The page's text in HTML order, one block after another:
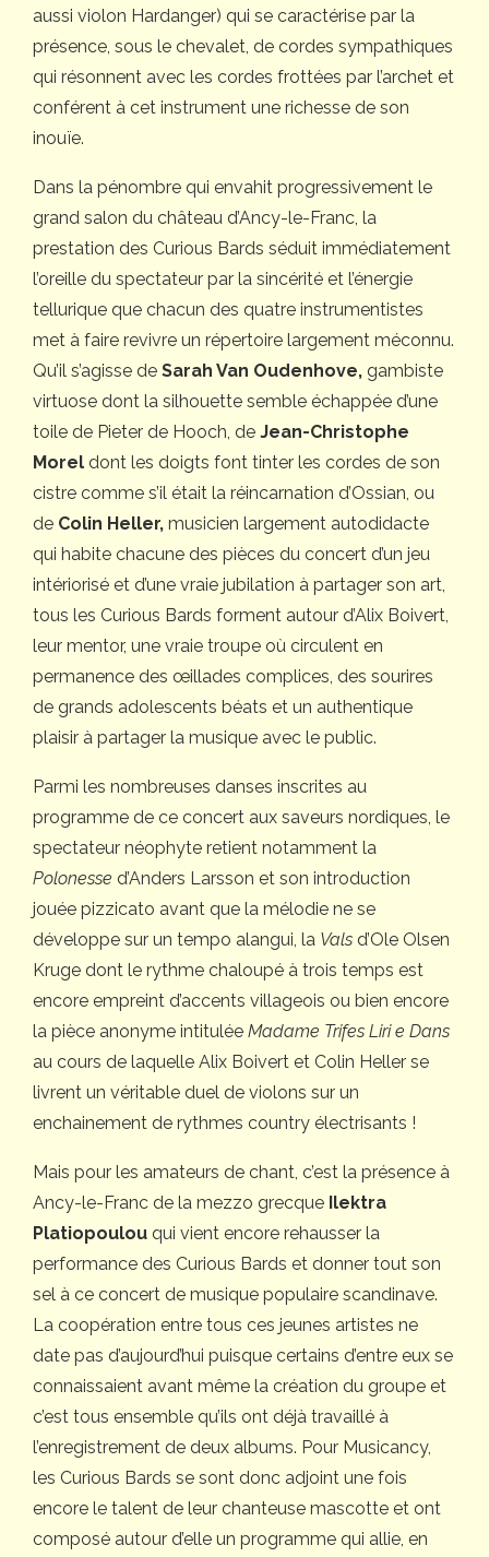
aussi violon Hardanger) qui se caractérise par la
présence, sous le chevalet, de cordes sympathiques
qui résonnent avec les cordes frottées par l’archet et
conférent à cet instrument une richesse de son
inouïe.
Dans la pénombre qui envahit progressivement le
grand salon du château d’Ancy-le-Franc, la
prestation des Curious Bards séduit immédiatement
l’oreille du spectateur par la sincérité et l’énergie
tellurique que chacun des quatre instrumentistes
met à faire revivre un répertoire largement méconnu.
Qu’il s’agisse de Sarah Van Oudenhove, gambiste
virtuose dont la silhouette semble échappée d’une
toile de Pieter de Hooch, de Jean-Christophe
Morel dont les doigts font tinter les cordes de son
cistre comme s’il était la réincarnation d’Ossian, ou
de Colin Heller, musicien largement autodidacte
qui habite chacune des pièces du concert d’un jeu
intériorisé et d’une vraie jubilation à partager son art,
tous les Curious Bards forment autour d’Alix Boivert,
leur mentor, une vraie troupe où circulent en
permanence des œillades complices, des sourires
de grands adolescents béats et un authentique
plaisir à partager la musique avec le public.
Parmi les nombreuses danses inscrites au
programme de ce concert aux saveurs nordiques, le
spectateur néophyte retient notamment la
Polonesse d’Anders Larsson et son introduction
jouée pizzicato avant que la mélodie ne se
développe sur un tempo alangui, la Vals d’Ole Olsen
Kruge dont le rythme chaloupé à trois temps est
encore empreint d’accents villageois ou bien encore
la pièce anonyme intitulée Madame Trifes Liri e Dans
au cours de laquelle Alix Boivert et Colin Heller se
livrent un véritable duel de violons sur un
enchainement de rythmes country électrisants !
Mais pour les amateurs de chant, c’est la présence à
Ancy-le-Franc de la mezzo grecque Ilektra
Platiopoulou qui vient encore rehausser la
performance des Curious Bards et donner tout son
sel à ce concert de musique populaire scandinave.
La coopération entre tous ces jeunes artistes ne
date pas d’aujourd’hui puisque certains d’entre eux se
connaissaient avant même la création du groupe et
c’est tous ensemble qu’ils ont déjà travaillé à
l’enregistrement de deux albums. Pour Musicancy,
les Curious Bards se sont donc adjoint une fois
encore le talent de leur chanteuse mascotte et ont
composé autour d’elle un programme qui allie, en